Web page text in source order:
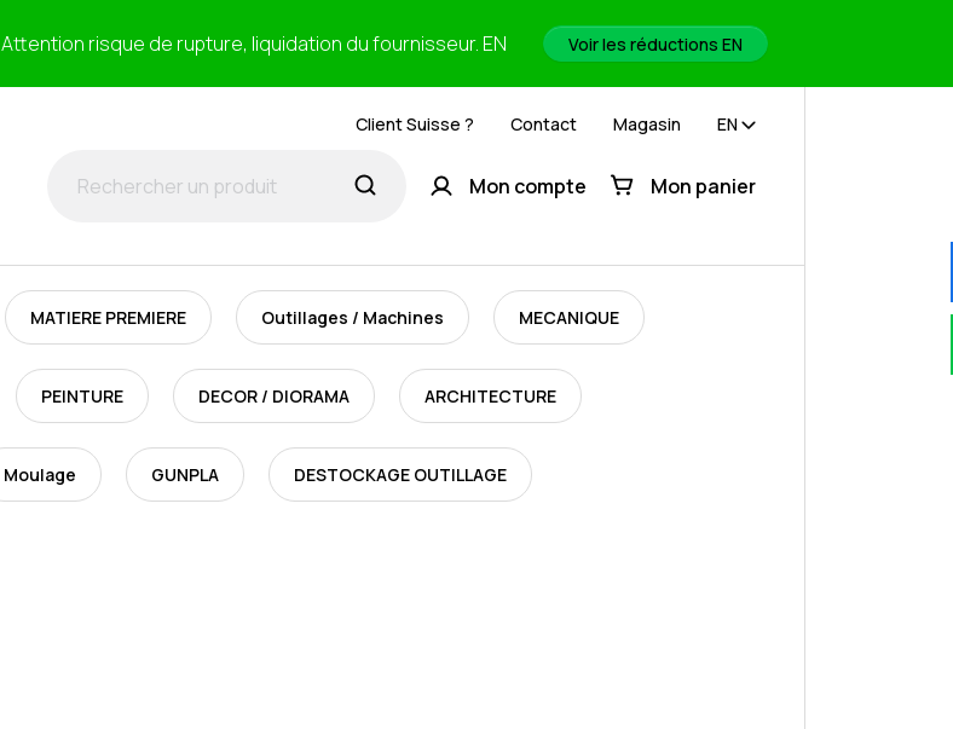
Attention risque de rupture, liquidation du fournisseur. EN Voir les réductions EN
Client Suisse ? Contact Magasin EN
Mon compte Mon panier
MATIERE PREMIERE Outillages / Machines MECANIQUE
PEINTURE DECOR / DIORAMA ARCHITECTURE
Moulage GUNPLA DESTOCKAGE OUTILLAGE